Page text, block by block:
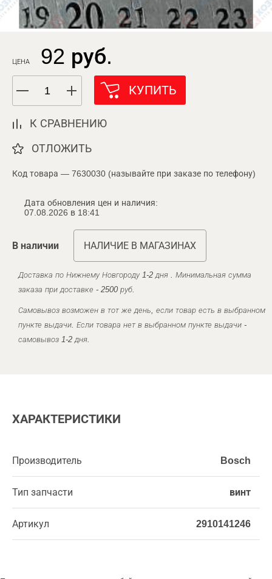
ЦЕНА 92 руб.
КУПИТЬ
К СРАВНЕНИЮ
ОТЛОЖИТЬ
Код товара — 7630030 (называйте при заказе по телефону)
Дата обновления цен и наличия:
07.08.2026 в 18:41
В наличии НАЛИЧИЕ В МАГАЗИНАХ
Доставка по Нижнему Новгороду 1-2 дня . Минимальная сумма
заказа при доставке - 2500 руб.
Самовывоз возможен в тот же день, если товар есть в выбранном
пункте выдачи. Если товара нет в выбранном пункте выдачи -
самовывоз 1-2 дня.
ХАРАКТЕРИСТИКИ
Производитель Bosch
Тип запчасти винт
Артикул 2910141246